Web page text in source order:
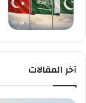
آخر المقالات